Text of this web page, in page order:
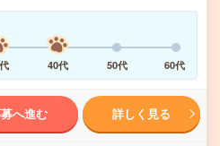
40代 50代 60代
へ進む 詳しく見る